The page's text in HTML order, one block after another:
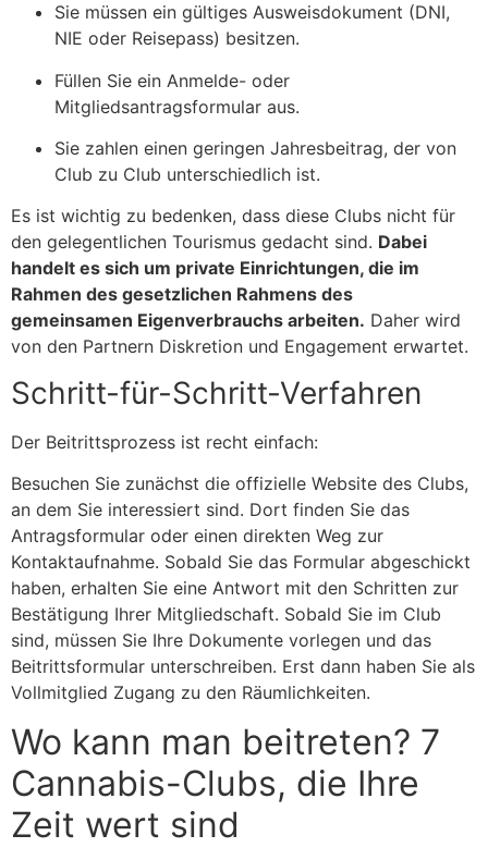
Sie müssen ein gültiges Ausweisdokument (DNI,
NIE oder Reisepass) besitzen.
Füllen Sie ein Anmelde- oder
Mitgliedsantragsformular aus.
Sie zahlen einen geringen Jahresbeitrag, der von
Club zu Club unterschiedlich ist.
Es ist wichtig zu bedenken, dass diese Clubs nicht für
den gelegentlichen Tourismus gedacht sind. Dabei
handelt es sich um private Einrichtungen, die im
Rahmen des gesetzlichen Rahmens des
gemeinsamen Eigenverbrauchs arbeiten. Daher wird
von den Partnern Diskretion und Engagement erwartet.
Schritt-für-Schritt-Verfahren
Der Beitrittsprozess ist recht einfach:
Besuchen Sie zunächst die offizielle Website des Clubs,
an dem Sie interessiert sind. Dort finden Sie das
Antragsformular oder einen direkten Weg zur
Kontaktaufnahme. Sobald Sie das Formular abgeschickt
haben, erhalten Sie eine Antwort mit den Schritten zur
Bestätigung Ihrer Mitgliedschaft. Sobald Sie im Club
sind, müssen Sie Ihre Dokumente vorlegen und das
Beitrittsformular unterschreiben. Erst dann haben Sie als
Vollmitglied Zugang zu den Räumlichkeiten.
Wo kann man beitreten? 7
Cannabis-Clubs, die Ihre
Zeit wert sind